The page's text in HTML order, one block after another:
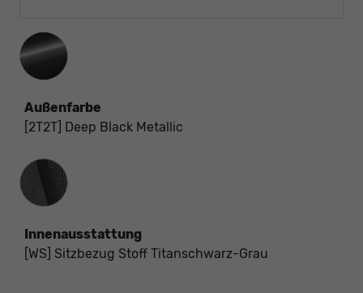
Außenfarbe
[2T2T] Deep Black Metallic
Innenausstattung
Innenausstattung
[WS] Sitzbezug Stoff Titanschwarz-Grau